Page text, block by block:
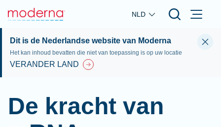
Skip to main content
NLD
Dit is de Nederlandse website van Moderna
Het kan inhoud bevatten die niet van toepassing is op uw locatie
VERANDER LAND
De kracht van